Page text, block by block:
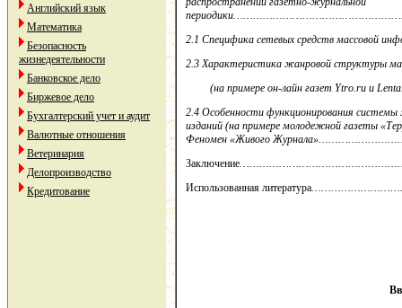
Английский язык
Математика
Безопасность
жизнедеятельности
Банковское дело
Биржевое дело
Бухгалтерский учет и аудит
Валютные отношения
Ветеринария
Делопроизводство
Кредитование
2.1 Специфика сетевых средств
2.3 Характеристика жанровой структуры
(на примере он-лайн газет Ytro.ru и Lenta
2.4 Особенности функционирования
изданий (на примере молодежной газеты
Феномен «Живого
Заключение
Использованная литература